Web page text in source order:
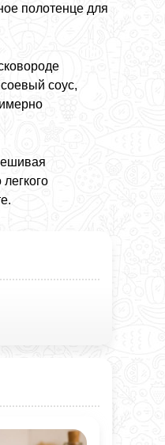
полотенце для
соус,